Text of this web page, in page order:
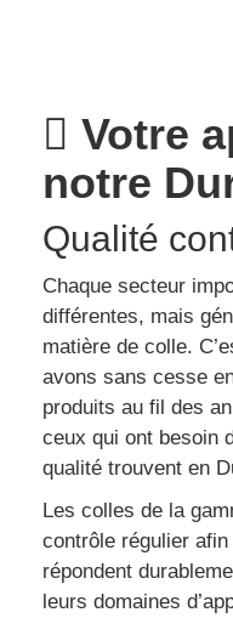
Votre
notre
Qua­lité
Chaque secteur
différentes, mais
matière de colle.
avons sans cesse
produits au fil des
ceux qui ont besoin
qualité trouvent en
Les colles de la
contrôle régulier afin
répondent
leurs domaines